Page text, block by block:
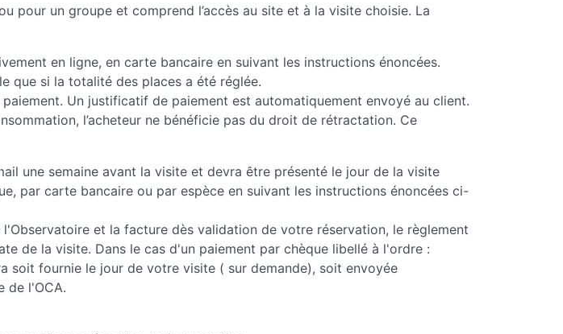
pour un groupe et comprend l’accès au site et à la visite choisie. La
en ligne, en carte bancaire en suivant les instructions énoncées.
que si la totalité des places a été réglée.
Un justificatif de paiement est automatiquement envoyé au client.
l’acheteur ne bénéficie pas du droit de rétractation. Ce
une semaine avant la visite et devra être présenté le jour de la visite
par carte bancaire ou par espèce en suivant les instructions énoncées ci-
et la facture dès validation de votre réservation, le règlement
de la visite. Dans le cas d'un paiement par chèque libellé à l'ordre :
soit fournie le jour de votre visite ( sur demande), soit envoyée
de l'OCA.